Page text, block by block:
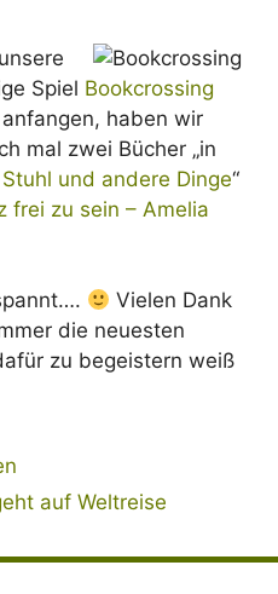
Spiel Bookcrossing
haben wir
mal zwei Bücher „in
und andere Dinge“
frei zu sein – Amelia
Vielen Dank
die neuesten
zu begeistern weiß
auf Weltreise